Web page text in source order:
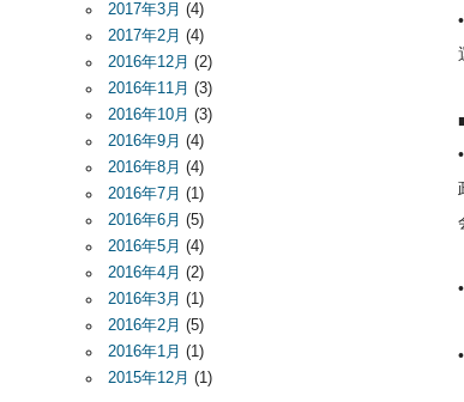
2017年3月 (4)
2017年2月 (4)
2016年12月 (2)
2016年11月 (3)
2016年10月 (3)
2016年9月 (4)
2016年8月 (4)
2016年7月 (1)
2016年6月 (5)
2016年5月 (4)
2016年4月 (2)
2016年3月 (1)
2016年2月 (5)
2016年1月 (1)
2015年12月 (1)